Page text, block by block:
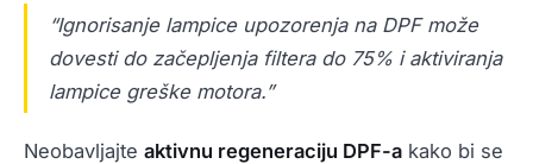
“Ignorisanje lampice upozorenja na DPF može
dovesti do začepljenja filtera do 75% i aktiviranja
lampice greške motora.”
Neobavljajte aktivnu regeneraciju DPF-a kako bi se